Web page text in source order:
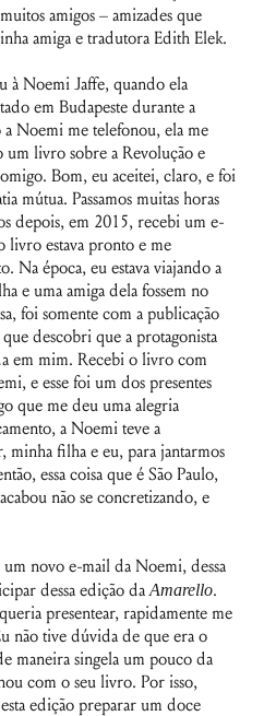
amigos – amizades que
amiga e tradutora Edith Elek.
à Noemi Jaffe, quando ela
em Budapeste durante a
Noemi me telefonou, ela me
um livro sobre a Revolução e
Bom, eu aceitei, claro, e foi
mútua. Passamos muitas horas
depois, em 2015, recebi um e-
livro estava pronto e me
Na época, eu estava viajando a
e uma amiga dela fossem no
foi somente com a publicação
que descobri que a protagonista
em mim. Recebi o livro com
e esse foi um dos presentes
que me deu uma alegria
a Noemi teve a
minha filha e eu, para jantarmos
essa coisa que é São Paulo,
não se concretizando, e
um novo e-mail da Noemi, dessa
dessa edição daAmarello.
presentear, rapidamente me
não tive dúvida de que era o
maneira singela um pouco da
com o seu livro. Por isso,
edição preparar um doce